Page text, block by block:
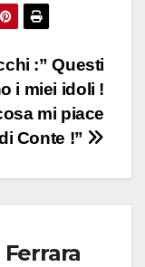
:” Questi
i miei idoli !
mi piace
Conte !”